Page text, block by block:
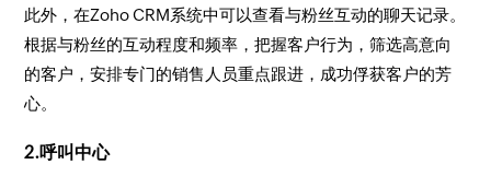
此外，在Zoho CRM系统中可以查看与粉丝互动的聊天记录。
根据与粉丝的互动程度和频率，把握客户行为，筛选高意向
的客户，安排专门的销售人员重点跟进，成功俘获客户的芳
心。
2.呼叫中心